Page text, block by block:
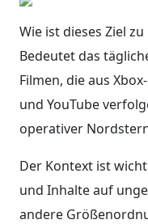
Wie ist dieses Ziel
Bedeutet das
Filmen, die aus
und YouTube
operativer
Der Kontext ist
und Inhalte auf
andere